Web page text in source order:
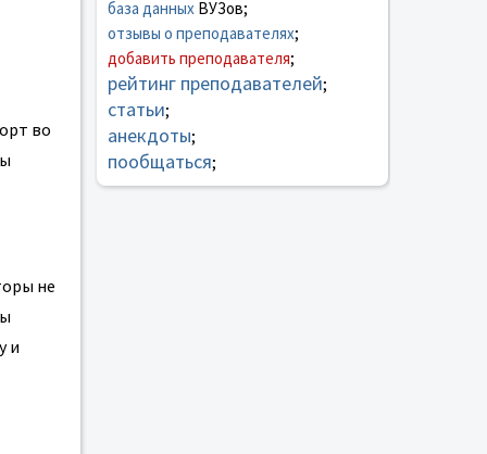
во
не
и
база данныхВУЗов;
отзывы о преподавателях;
добавить преподавателя;
рейтинг преподавателей;
статьи;
анекдоты;
пообщаться;